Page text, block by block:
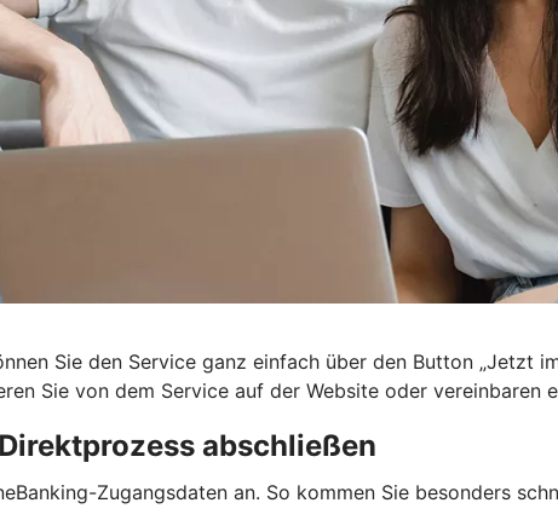
Sie den Service ganz einfach über den Button „Jetzt
Sie von dem Service auf der Website oder vereinbaren
abschließen
Zugangsdaten an. So kommen Sie besonders